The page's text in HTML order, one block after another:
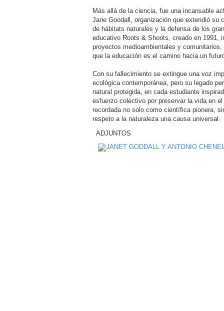
Más allá de la ciencia, fue una incansable
Jane Goodall, organización que extendió su
de hábitats naturales y la defensa de los
educativo Roots & Shoots, creado en 1991,
proyectos medioambientales y
que la educación es el camino hacia un
Con su fallecimiento se extingue una voz
ecológica contemporánea, pero su legado
natural protegida, en cada estudiante
esfuerzo colectivo por preservar la vida en
recordada no solo como científica pionera,
respeto a la naturaleza una causa universal.
ADJUNTOS